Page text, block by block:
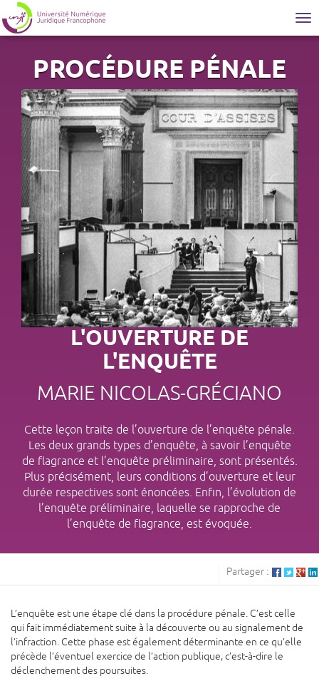
PROCÉDURE PÉNALE
L'OUVERTURE DE
L'ENQUÊTE
MARIE NICOLAS-GRÉCIANO
Cette leçon traite de l’ouverture de l’enquête pénale.
Les deux grands types d’enquête, à savoir l’enquête
de flagrance et l’enquête préliminaire, sont présentés.
Plus précisément, leurs conditions d’ouverture et leur
durée respectives sont énoncées. Enfin, l’évolution de
l’enquête préliminaire, laquelle se rapproche de
l’enquête de flagrance, est évoquée.
Partager :
L’enquête est une étape clé dans la procédure pénale. C’est celle
qui fait immédiatement suite à la découverte ou au signalement de
l’infraction. Cette phase est également déterminante en ce qu’elle
précède l’éventuel exercice de l’action publique, c’est-à-dire le
déclenchement des poursuites.